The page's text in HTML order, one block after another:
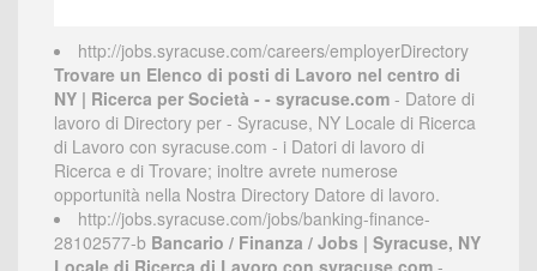
http://jobs.syracuse.com/careers/employerDirectory
Trovare un Elenco di posti di Lavoro nel centro di
NY | Ricerca per Società - - syracuse.com - Datore di
lavoro di Directory per - Syracuse, NY Locale di Ricerca
di Lavoro con syracuse.com - i Datori di lavoro di
Ricerca e di Trovare; inoltre avrete numerose
opportunità nella Nostra Directory Datore di lavoro.
http://jobs.syracuse.com/jobs/banking-finance-
28102577-b Bancario / Finanza / Jobs | Syracuse, NY
Locale di Ricerca di Lavoro con syracuse.com -